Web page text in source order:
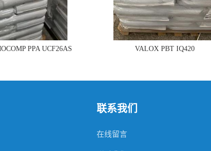
PPA UCF26AS VALOX PBT IQ420
联系我们
在线留言